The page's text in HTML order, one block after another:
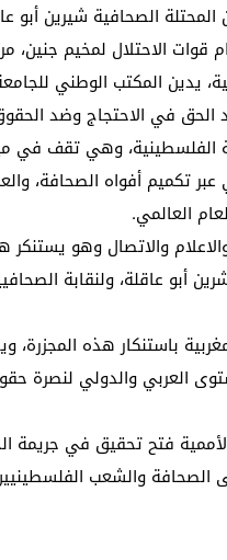
المحتلة الصحافية شيرين
الاحتلال لمخيم جنين،
يدين المكتب الوطني
الحق في الاحتجاج وضد
الفلسطينية، وهي تقف
تكميم أفواه الصحافة،
العالمي.
والاتصال وهو يستنكر
أبو عاقلة، ولنقابة
باستنكار هذه
العربي والدولي لنصرة
فتح تحقيق في جريمة
الصحافة والشعب